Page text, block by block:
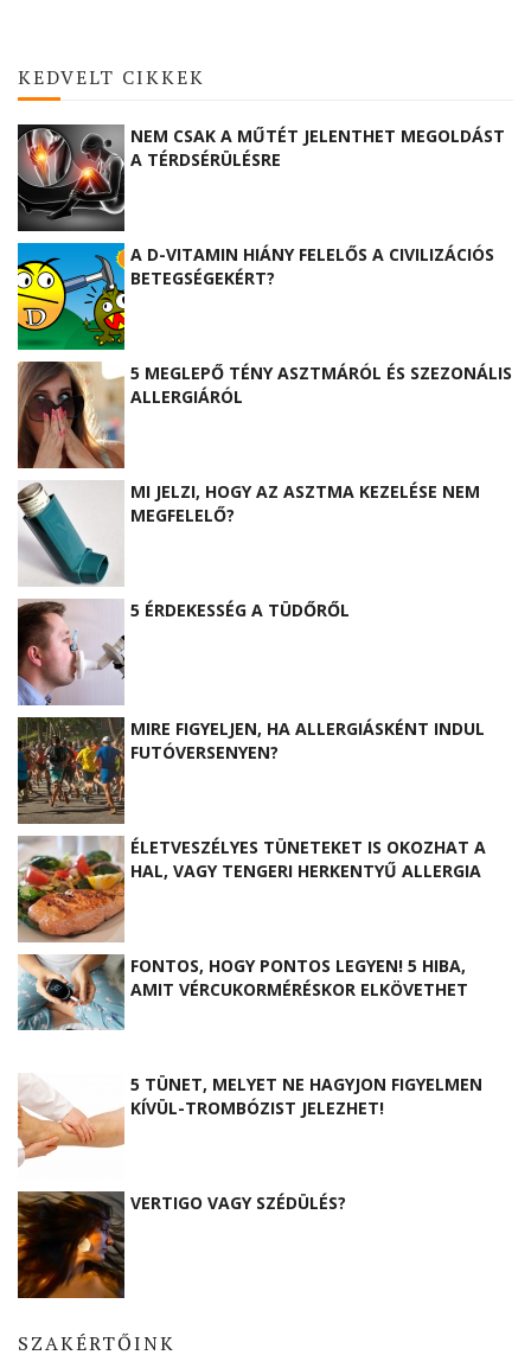
KEDVELT CIKKEK
NEM CSAK A MŰTÉT JELENTHET MEGOLDÁST
A TÉRDSÉRÜLÉSRE
A D-VITAMIN HIÁNY FELELŐS A CIVILIZÁCIÓS
BETEGSÉGEKÉRT?
5 MEGLEPŐ TÉNY ASZTMÁRÓL ÉS SZEZONÁLIS
ALLERGIÁRÓL
MI JELZI, HOGY AZ ASZTMA KEZELÉSE NEM
MEGFELELŐ?
5 ÉRDEKESSÉG A TÜDŐRŐL
MIRE FIGYELJEN, HA ALLERGIÁSKÉNT INDUL
FUTÓVERSENYEN?
ÉLETVESZÉLYES TÜNETEKET IS OKOZHAT A
HAL, VAGY TENGERI HERKENTYŰ ALLERGIA
FONTOS, HOGY PONTOS LEGYEN! 5 HIBA,
AMIT VÉRCUKORMÉRÉSKOR ELKÖVETHET
5 TÜNET, MELYET NE HAGYJON FIGYELMEN
KÍVÜL-TROMBÓZIST JELEZHET!
VERTIGO VAGY SZÉDÜLÉS?
SZAKÉRTŐINK